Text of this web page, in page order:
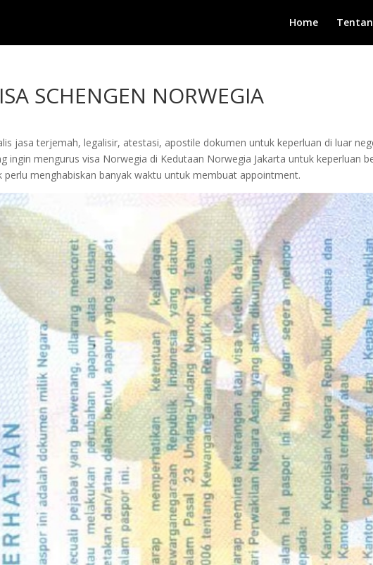
Home
SCHENGEN NORWEGIA
jasa terjemah, legalisir, atestasi, apostile dokumen untuk keperluan di luar
ingin mengurus visa Norwegia di Kedutaan Norwegia Jakarta untuk keperluan
perlu menghabiskan banyak waktu untuk membuat appointment.